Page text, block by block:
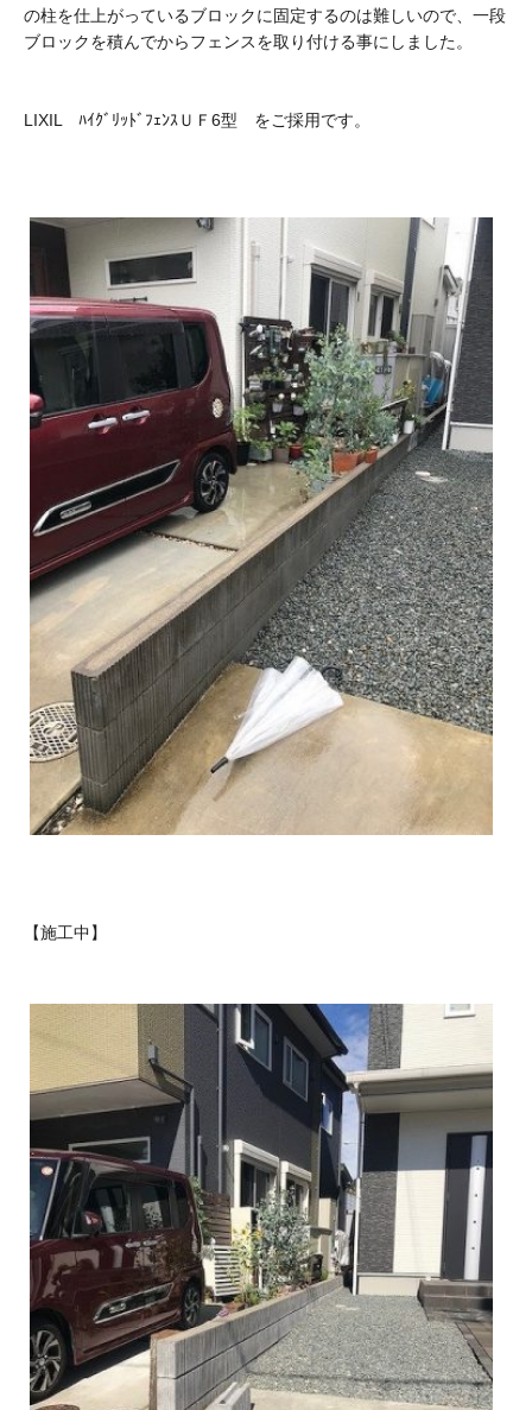
の柱を仕上がっているブロックに固定するのは難しいので、一段
ブロックを積んでからフェンスを取り付ける事にしました。
LIXIL ﾊｲｸﾞﾘｯﾄﾞﾌｪﾝｽＵＦ6型 をご採用です。
【施工中】